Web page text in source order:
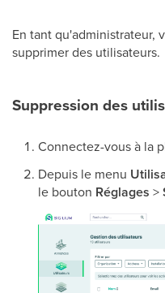
En tant qu'administrateur,
supprimer des utilisateurs.
Suppression des
Connectez-vous à la
Depuis le menu
le bouton Réglages >